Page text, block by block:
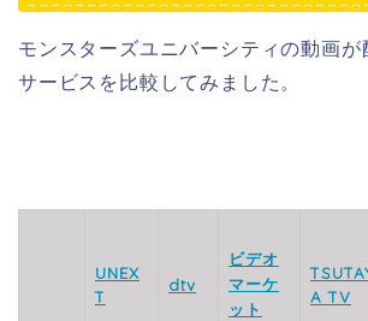
モンスターズユニバーシティの動画が
サービスを比較してみました。
UNEX
T
dtv
ビデオ
マーケ
ット
A TV